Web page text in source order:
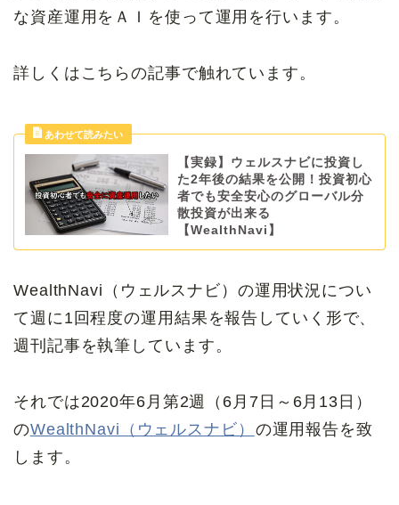
な資産運用をＡＩを使って運用を行います。
詳しくはこちらの記事で触れています。
【実録】ウェルスナビに投資し
た2年後の結果を公開！投資初心
者でも安全安心のグローバル分
散投資が出来る
【WealthNavi】
WealthNavi（ウェルスナビ）の運用状況につい
て週に1回程度の運用結果を報告していく形で、
週刊記事を執筆しています。
それでは2020年6月第2週（6月7日～6月13日）
のWealthNavi（ウェルスナビ） の運用報告を致
します。